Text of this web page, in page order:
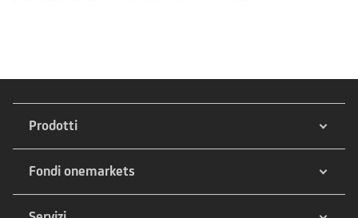
Prodotti
Fondi onemarkets